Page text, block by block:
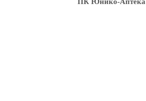
ПК Юнико-Аптека